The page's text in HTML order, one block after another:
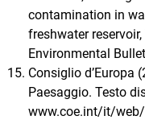
contamination in
freshwater reservoir,
Environmental
Consiglio d’Europa
Paesaggio. Testo
www.coe.int/it/